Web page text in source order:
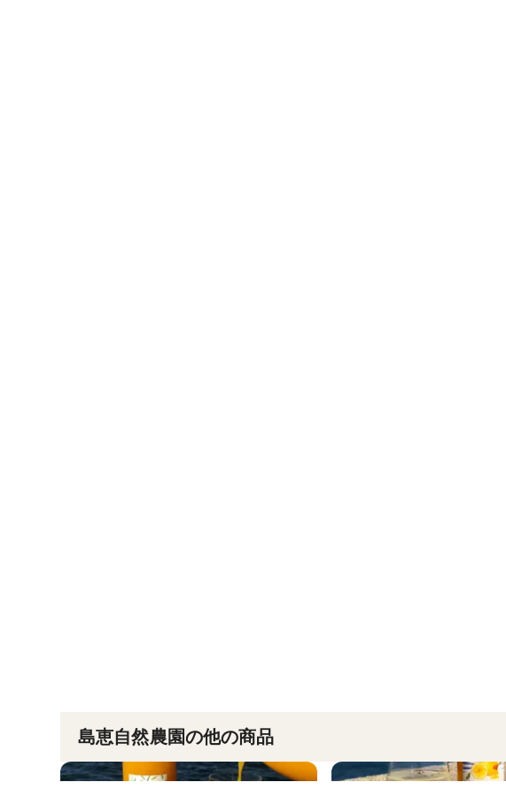
島恵自然農園の他の商品